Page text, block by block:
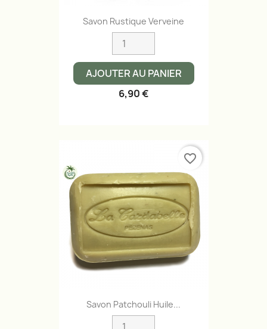
Savon Rustique Verveine
AJOUTER AU PANIER
6,90 €
Savon Patchouli Huile...
favorite_border